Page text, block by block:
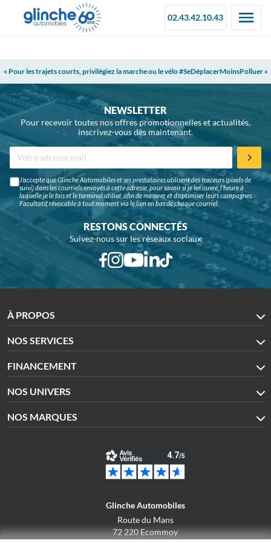
02.43.42.10.43
« Pour les trajets courts, privilégiez la marche ou le vélo #SeDéplacerMoinsPolluer »
NEWSLETTER
Pour recevoir toutes nos offres promotionnelles et actualités,
inscrivez-vous dès maintenant.
J'accepte que Glinche Automobiles et ses prestataires utilisent des traceurs (pixels de
suivi) dans les courriels envoyés à cette adresse, pour savoir si je les ouvre, l'heure à
laquelle je le fais et le terminal utilisé, afin de mesurer et d'optimiser leurs campagnes.
Facultatif, révocable à tout moment via le lien en bas de chaque courriel.
RESTONS CONNECTÉS
Suivez-nous sur les réseaux sociaux
À PROPOS
NOS SERVICES
FINANCEMENT
NOS UNIVERS
NOS MARQUES
Glinche Automobiles
Route du Mans
72 220 Ecommoy